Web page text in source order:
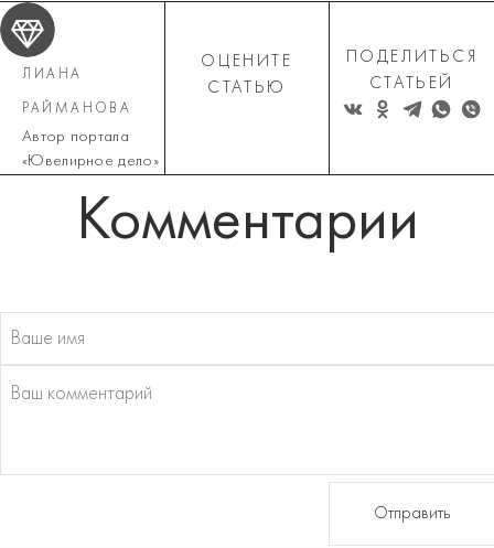
ЛИАНА
РАЙМАНОВА
Автор портала
«Ювелирное дело»
ОЦЕНИТЕ
СТАТЬЮ
ПОДЕЛИТЬСЯ
СТАТЬЕЙ
Комментарии
Отправить